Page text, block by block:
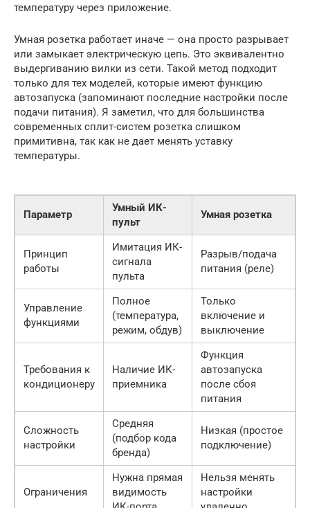
температуру через приложение.
Умная розетка работает иначе — она просто разрывает
или замыкает электрическую цепь. Это эквивалентно
выдергиванию вилки из сети. Такой метод подходит
только для тех моделей, которые имеют функцию
автозапуска (запоминают последние настройки после
подачи питания). Я заметил, что для большинства
современных сплит-систем розетка слишком
примитивна, так как не дает менять уставку
температуры.
Параметр
Умный ИК-
пульт
Умная розетка
Принцип
работы
Имитация ИК-
сигнала
пульта
Разрыв/подача
питания (реле)
Управление
функциями
Полное
(температура,
режим, обдув)
Только
включение и
выключение
Требования к
кондиционеру
Наличие ИК-
приемника
Функция
автозапуска
после сбоя
питания
Сложность
настройки
Средняя
(подбор кода
бренда)
Низкая (простое
подключение)
Ограничения
Нужна прямая
видимость
Нельзя менять
настройки